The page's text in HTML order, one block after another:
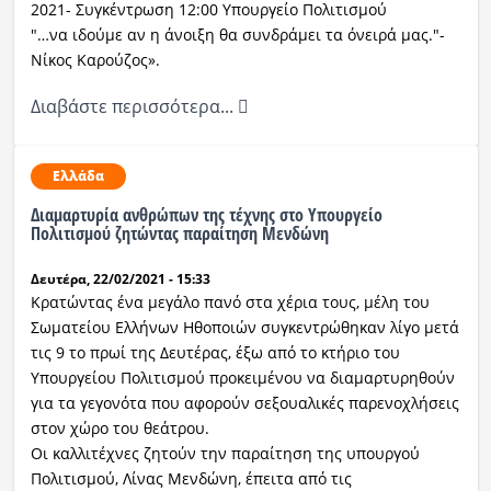
2021- Συγκέντρωση 12:00 Υπουργείο Πολιτισμού
"…να ιδούμε αν η άνοιξη θα συνδράμει τα όνειρά μας."-
Νίκος Καρούζος».
Διαβάστε περισσότερα...
Ελλάδα
Διαμαρτυρία ανθρώπων της τέχνης στο Υπουργείο
Πολιτισμού ζητώντας παραίτηση Μενδώνη
Δευτέρα, 22/02/2021 - 15:33
Κρατώντας ένα μεγάλο πανό στα χέρια τους, μέλη του
Σωματείου Ελλήνων Ηθοποιών συγκεντρώθηκαν λίγο μετά
τις 9 το πρωί της Δευτέρας, έξω από το κτήριο του
Υπουργείου Πολιτισμού προκειμένου να διαμαρτυρηθούν
για τα γεγονότα που αφορούν σεξουαλικές παρενοχλήσεις
στον χώρο του θεάτρου.
Οι καλλιτέχνες ζητούν την παραίτηση της υπουργού
Πολιτισμού, Λίνας Μενδώνη, έπειτα από τις